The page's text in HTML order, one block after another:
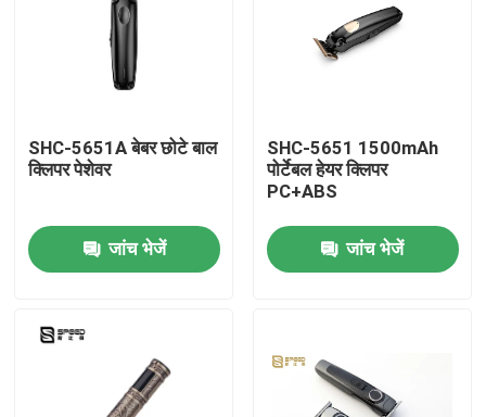
SHC-5651A बेबर छोटे बाल
क्लिपर पेशेवर
जांच भेजें
SHC-5651 1500mAh
पोर्टेबल हेयर क्लिपर
PC+ABS
जांच भेजें